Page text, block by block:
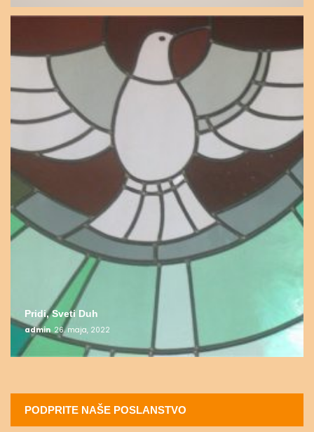
Pridi, Sveti Duh
admin 26. maja, 2022
PODPRITE NAŠE POSLANSTVO